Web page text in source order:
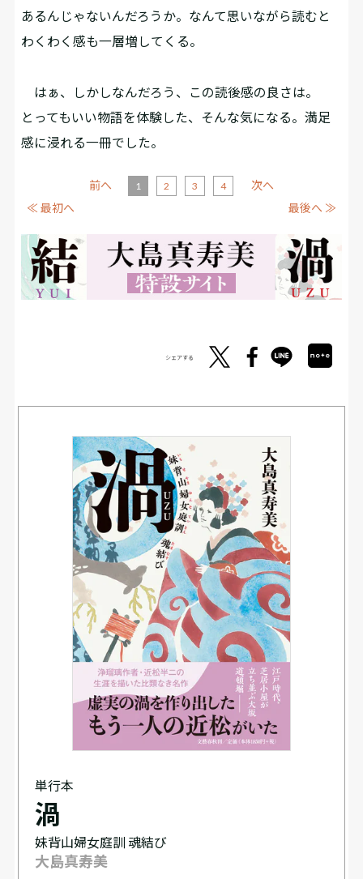
あるんじゃないんだろうか。なんて思いながら読むと
わくわく感も一層増してくる。
はぁ、しかしなんだろう、この読後感の良さは。
とってもいい物語を体験した、そんな気になる。満足
感に浸れる一冊でした。
≪ 最初へ
前へ 1 2 3 4
次へ
最後へ ≫
シェアする
単行本
渦
妹背山婦女庭訓 魂結び
大島真寿美